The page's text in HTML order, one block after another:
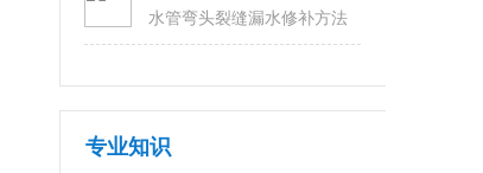
水管弯头裂缝漏水修补方法
专业知识